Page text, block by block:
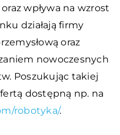
wpływa na wzrost
działają firmy
oraz
nowoczesnych
Poszukując takiej
dostępną np. na
robotyka/.